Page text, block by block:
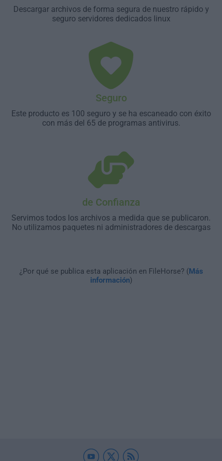
Descargar archivos de forma segura de nuestro rápido y
seguro servidores dedicados linux
Seguro
Este producto es 100 seguro y se ha escaneado con éxito
con más del 65 de programas antivirus.
de Confianza
Servimos todos los archivos a medida que se publicaron.
No utilizamos paquetes ni administradores de descargas
¿Por qué se publica esta aplicación en FileHorse? (Más
información)